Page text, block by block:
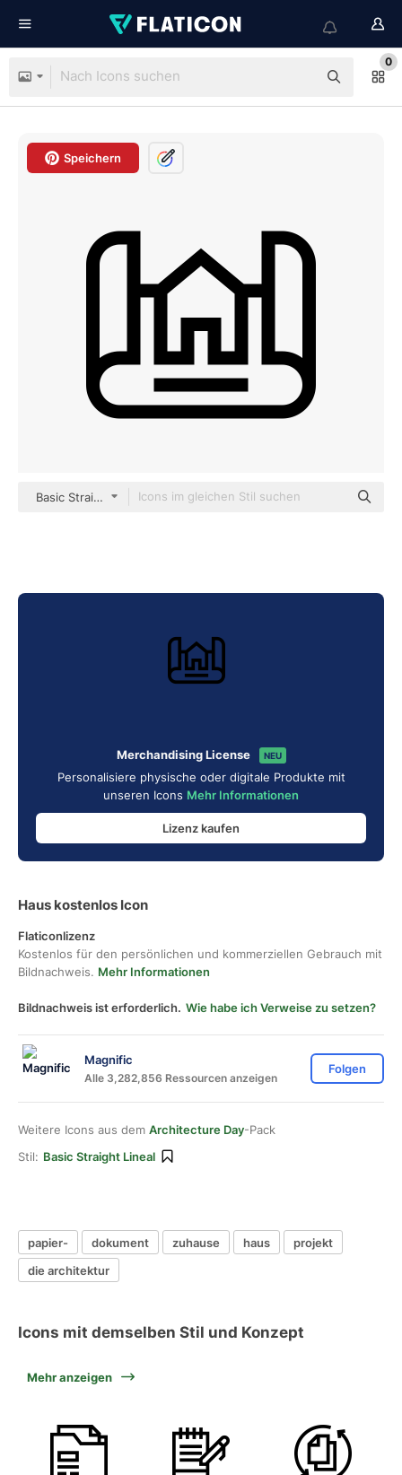
0
Speichern
Basic Straight Lineal
Merchandising License NEU
Personalisiere physische oder digitale Produkte mit
unseren Icons Mehr Informationen
Lizenz kaufen
Haus kostenlos Icon
Flaticonlizenz
Kostenlos für den persönlichen und kommerziellen Gebrauch mit
Bildnachweis. Mehr Informationen
Bildnachweis ist erforderlich. Wie habe ich Verweise zu setzen?
Magnific
Alle 3,282,856 Ressourcen anzeigen
Folgen
Weitere Icons aus dem Architecture Day-Pack
Stil: Basic Straight Lineal
papier- dokument zuhause haus
projekt
die architektur
Icons mit demselben Stil und Konzept
Mehr anzeigen